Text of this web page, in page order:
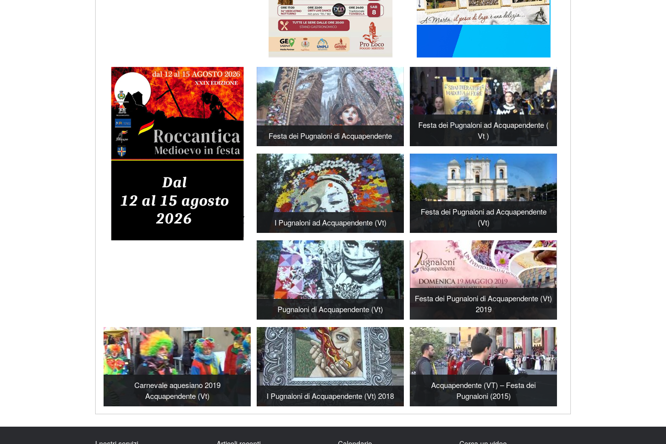
Festa dei Pugnaloni di Acquapendente
Festa dei Pugnaloni ad Acquapendente (
Vt )
I Pugnaloni ad Acquapendente (Vt)
Festa dei Pugnaloni ad Acquapendente
(Vt)
Pugnaloni di Acquapendente (Vt)
Festa dei Pugnaloni di Acquapendente (Vt)
2019
Carnevale aquesiano 2019
Acquapendente (Vt)
I Pugnaloni di Acquapendente (Vt) 2018
Acquapendente (VT) – Festa dei
Pugnaloni (2015)